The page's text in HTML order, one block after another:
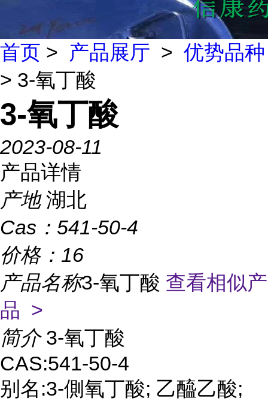
首页 > 产品展厅 > 优势品种
> 3-氧丁酸
3-氧丁酸
2023-08-11
产品详情
产地 湖北
Cas： 541-50-4
价格： 16
产品名称3-氧丁酸 查看相似产
品 >
简介 3-氧丁酸
CAS:541-50-4
别名:3-側氧丁酸; 乙醯乙酸;